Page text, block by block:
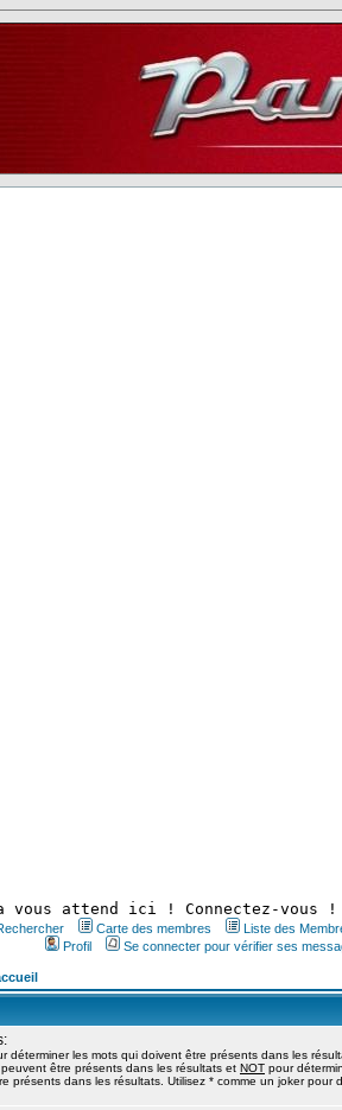
vous attend ici ! Connectez-vous !
Carte des membres
Liste des
Profil
Se connecter pour vérifier ses
déterminer les mots qui doivent être présents dans les
être présents dans les résultats et NOT pour
présents dans les résultats. Utilisez * comme un joker pour